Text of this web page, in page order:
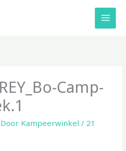
Camp-
Kampeerwinkel/ 21